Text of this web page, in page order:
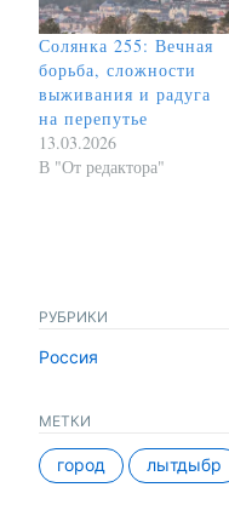
Солянка 255: Вечная
борьба, сложности
выживания и радуга
на перепутье
13.03.2026
В "От редактора"
РУБРИКИ
Россия
МЕТКИ
город лытдыбр